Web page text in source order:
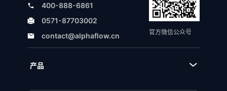
400-888-6861
0571-87703002
contact@alphaflow.cn
官方微信公众号
产品